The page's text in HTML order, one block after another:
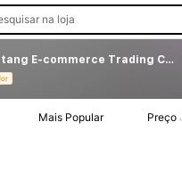
na loja
Quantang E-commerce Trading Company
Mais Popular Preço